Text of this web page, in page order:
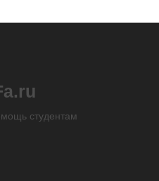
студентам